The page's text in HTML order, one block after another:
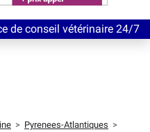
vétérinaire 24/7
> Pyrenees-Atlantiques >